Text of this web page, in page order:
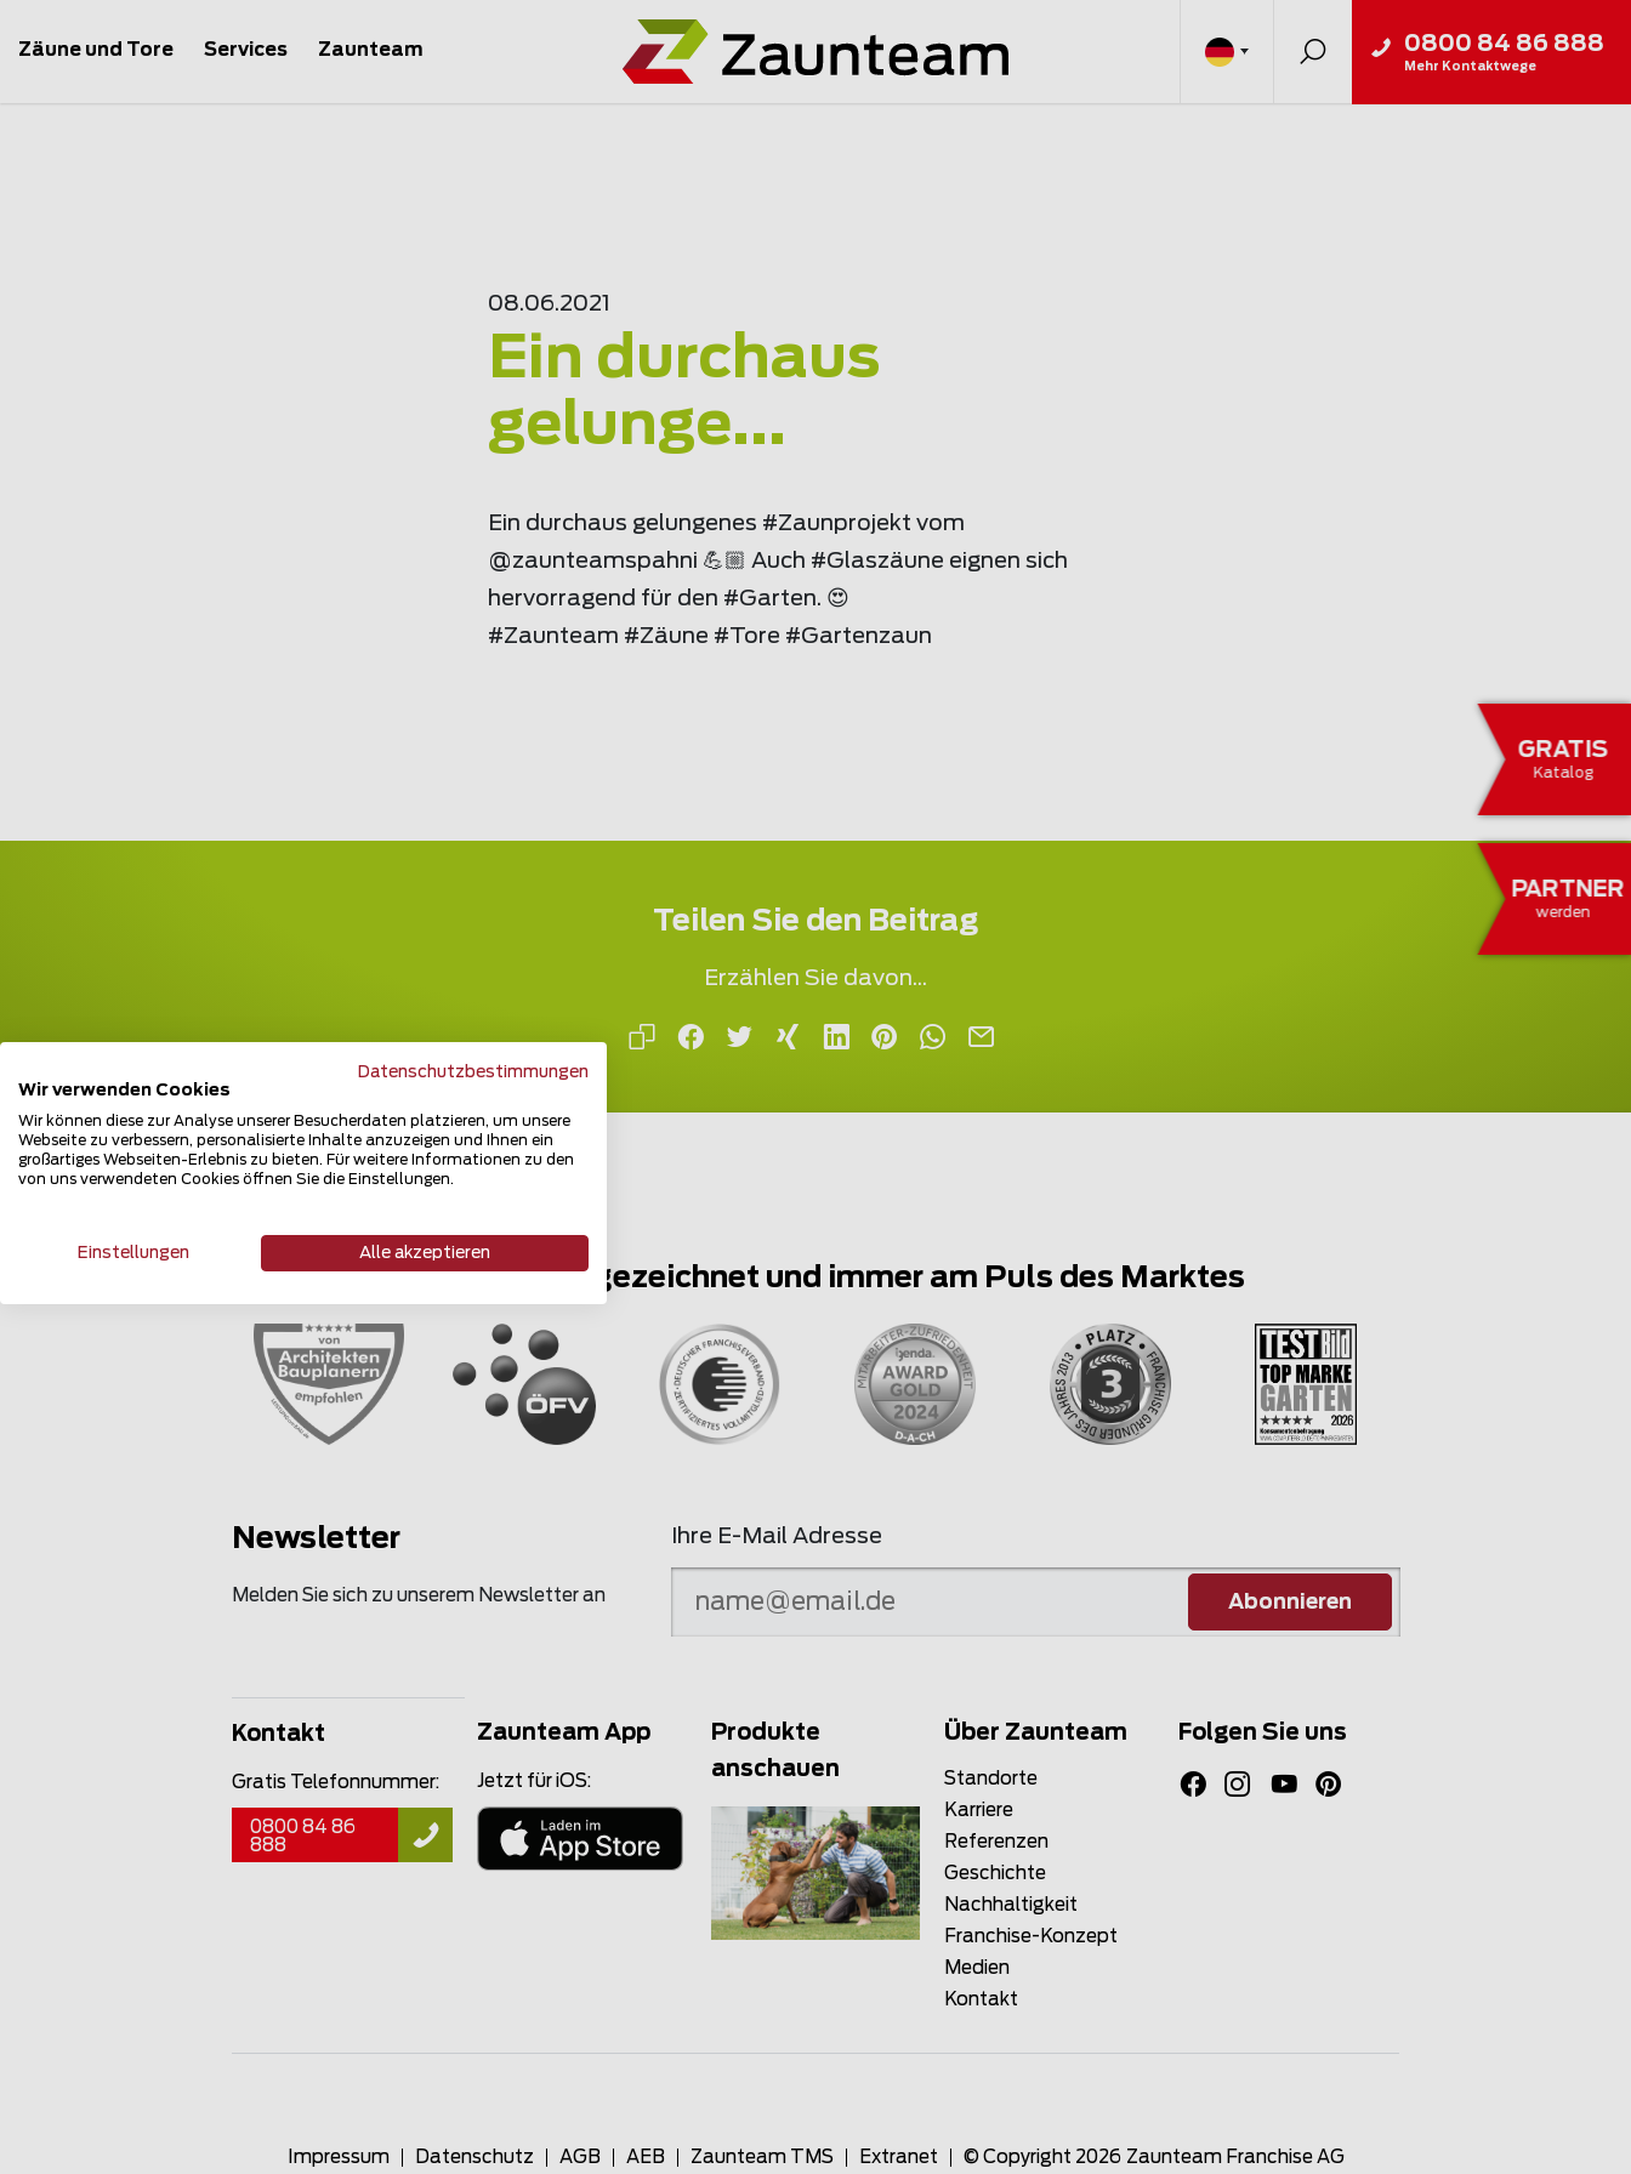
GRATIS
Katalog
PARTNER
werden
Zäune und Tore Services Zaunteam 0800 84 86 888
Mehr Kontaktwege
08.06.2021
Ein durchaus
gelunge...
Ein durchaus gelungenes #Zaunprojekt vom
@zaunteamspahni 💪🏼 Auch #Glaszäune eignen sich
hervorragend für den #Garten. 😍
#Zaunteam #Zäune #Tore #Gartenzaun
Teilen Sie den Beitrag
Erzählen Sie davon...
Mehrfach ausgezeichnet und immer am Puls des Marktes
Newsletter
Melden Sie sich zu unserem Newsletter an
Ihre E-Mail Adresse
Abonnieren
Kontakt
Gratis Telefonnummer:
0800 84 86
888
Zaunteam App
Jetzt für iOS:
Produkte
anschauen
Über Zaunteam
Standorte
Karriere
Referenzen
Geschichte
Nachhaltigkeit
Franchise-Konzept
Medien
Kontakt
Folgen Sie uns
Impressum Datenschutz AGB AEB Zaunteam TMS Extranet © Copyright 2026 Zaunteam Franchise AG
Datenschutzbestimmungen
Wir verwenden Cookies
Wir können diese zur Analyse unserer Besucherdaten platzieren, um unsere
Webseite zu verbessern, personalisierte Inhalte anzuzeigen und Ihnen ein
großartiges Webseiten-Erlebnis zu bieten. Für weitere Informationen zu den
von uns verwendeten Cookies öffnen Sie die Einstellungen.
Einstellungen Alle akzeptieren